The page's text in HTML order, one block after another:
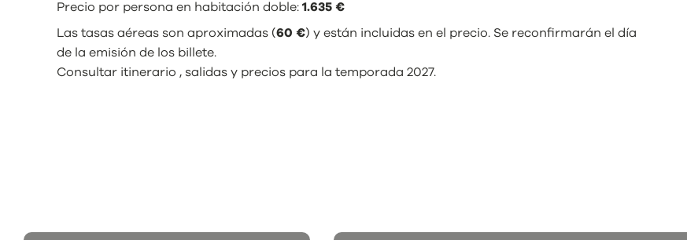
Precio por persona en habitación doble: 1.635 €
Las tasas aéreas son aproximadas (60 €) y están incluidas en el precio. Se reconfirmarán el día
de la emisión de los billete.
Consultar itinerario , salidas y precios para la temporada 2027.